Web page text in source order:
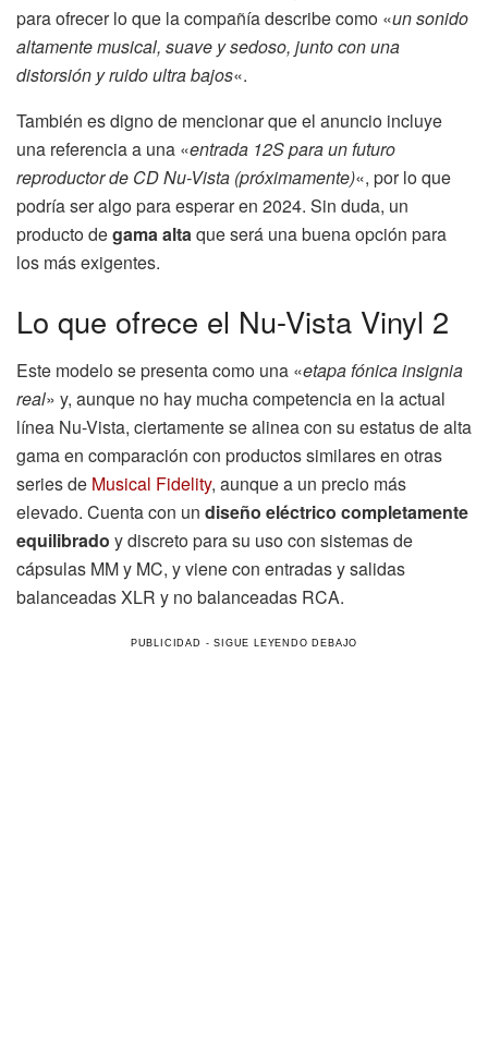
para ofrecer lo que la compañía describe como «un sonido
altamente musical, suave y sedoso, junto con una
distorsión y ruido ultra bajos«.
También es digno de mencionar que el anuncio incluye
una referencia a una «entrada 12S para un futuro
reproductor de CD Nu-Vista (próximamente)«, por lo que
podría ser algo para esperar en 2024. Sin duda, un
producto degama altaque será una buena opción para
los más exigentes.
Lo que ofrece el Nu-Vista Vinyl 2
Este modelo se presenta como una «etapa fónica insignia
real» y, aunque no hay mucha competencia en la actual
línea Nu-Vista, ciertamente se alinea con su estatus de alta
gama en comparación con productos similares en otras
series de Musical Fidelity, aunque a un precio más
elevado. Cuenta con un diseño eléctrico completamente
equilibrado y discreto para su uso con sistemas de
cápsulas MM y MC, y viene con entradas y salidas
balanceadas XLR y no balanceadas RCA.